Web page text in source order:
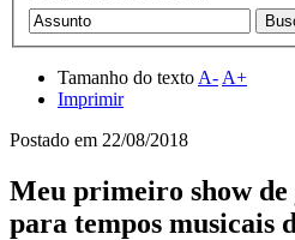
Tamanho do texto A- A+
Imprimir
Postado em 22/08/2018
Meu primeiro show de
para tempos musicais